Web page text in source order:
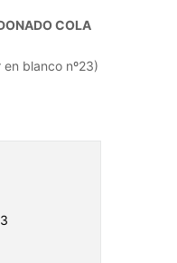
COLA
blanco nº23)